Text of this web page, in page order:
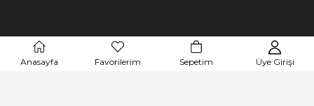
%100 Güvenli Alışveriş
Anasayfa Favorilerim Sepetim Üye Girişi